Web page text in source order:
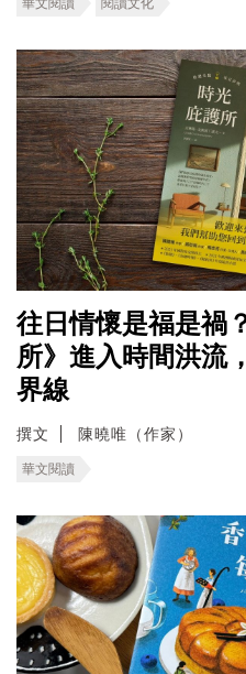
往日情懷是福是禍
所》進入時間洪流
界線
撰文 陳曉唯（作家）
華文閱讀